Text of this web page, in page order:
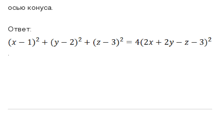
осью конуса.
Ответ:
.